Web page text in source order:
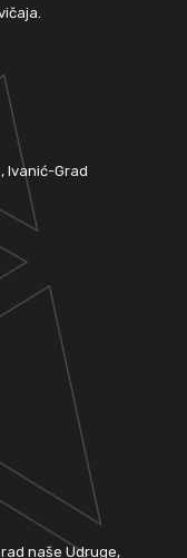
Ivanić-Grad
naše Udruge,